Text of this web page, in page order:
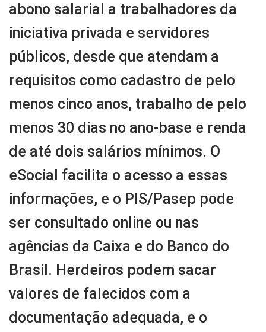
abono salarial a trabalhadores da
iniciativa privada e servidores
públicos, desde que atendam a
requisitos como cadastro de pelo
menos cinco anos, trabalho de pelo
menos 30 dias no ano-base e renda
de até dois salários mínimos. O
eSocial facilita o acesso a essas
informações, e o PIS/Pasep pode
ser consultado online ou nas
agências da Caixa e do Banco do
Brasil. Herdeiros podem sacar
valores de falecidos com a
documentação adequada, e o